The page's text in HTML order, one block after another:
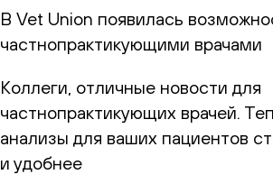
В Vet Union появилась
частнопрактикующими врачами
Коллеги, отличные новости для
частнопрактикующих врачей.
анализы для ваших пациентов
и удобнее